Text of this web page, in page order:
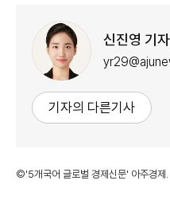
신진영 기자
기자의 다른기사
©'5개국어 글로벌 경제신문' 아주경제.